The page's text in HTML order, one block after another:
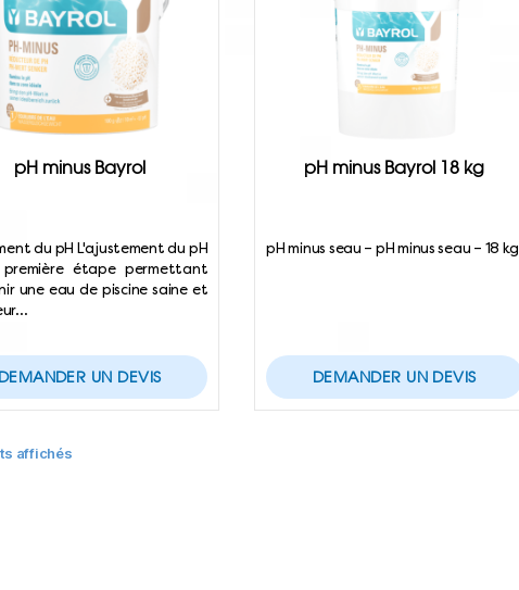
pH minus Bayrol
du pH L'ajustement du pH
étape permettant
une eau de piscine saine et
DEMANDER UN DEVIS
pH minus Bayrol 18 kg
pH minus seau – pH minus seau – 18 kg
DEMANDER UN DEVIS
affichés